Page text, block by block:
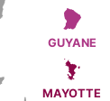
GUYANE
MAYOTTE